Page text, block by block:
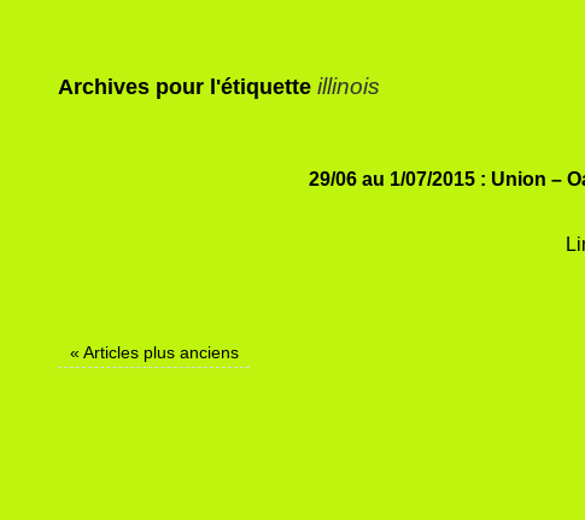
Archives pour l'étiquette illinois
29/06 au 1/07/2015 : Union –
« Articles plus anciens